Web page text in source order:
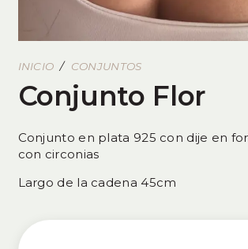
INICIO / CONJUNTOS
Conjunto Flor
Conjunto en plata 925 con dije en
con circonias
Largo de la cadena 45cm